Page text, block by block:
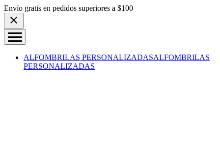
Skip to content
Envío gratis en pedidos superiores a $100
ALFOMBRILAS PERSONALIZADASALFOMBRILAS
PERSONALIZADAS